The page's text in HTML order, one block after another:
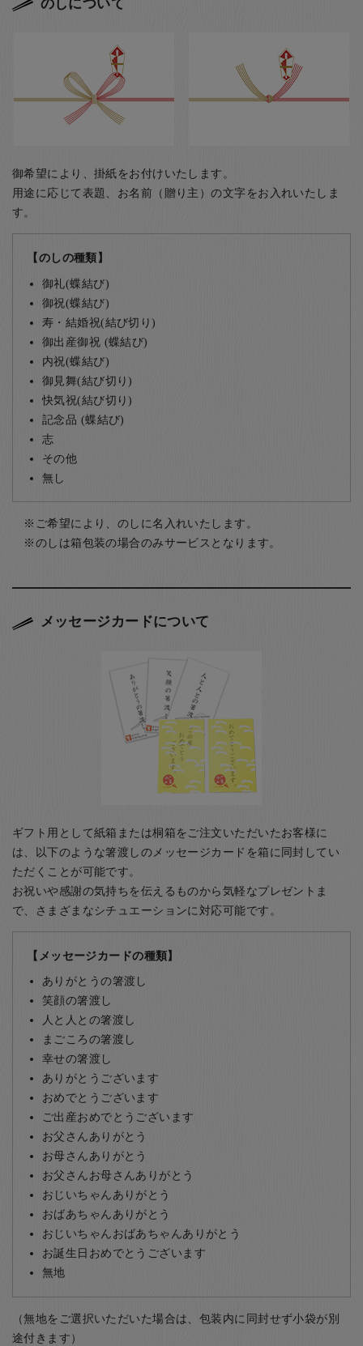
のしについて
御希望により、掛紙をお付けいたします。
用途に応じて表題、お名前（贈り主）の文字をお入れいたしま
す。
【のしの種類】
御礼(蝶結び)
御祝(蝶結び)
寿・結婚祝(結び切り)
御出産御祝 (蝶結び)
内祝(蝶結び)
御見舞(結び切り)
快気祝(結び切り)
記念品 (蝶結び)
志
その他
無し
ご希望により、のしに名入れいたします。
のしは箱包装の場合のみサービスとなります。
メッセージカードについて
ギフト用として紙箱または桐箱をご注文いただいたお客様に
は、以下のような箸渡しのメッセージカードを箱に同封してい
ただくことが可能です。
お祝いや感謝の気持ちを伝えるものから気軽なプレゼントま
で、さまざまなシチュエーションに対応可能です。
【メッセージカードの種類】
ありがとうの箸渡し
笑顔の箸渡し
人と人との箸渡し
まごころの箸渡し
幸せの箸渡し
ありがとうございます
おめでとうございます
ご出産おめでとうございます
お父さんありがとう
お母さんありがとう
お父さんお母さんありがとう
おじいちゃんありがとう
おばあちゃんありがとう
おじいちゃんおばあちゃんありがとう
お誕生日おめでとうございます
無地
（無地をご選択いただいた場合は、包装内に同封せず小袋が別
途付きます）